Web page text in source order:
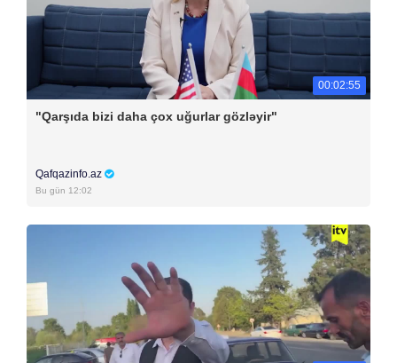
00:02:55
"Qarşıda bizi daha çox uğurlar gözləyir"
Qafqazinfo.az
Bu gün 12:02